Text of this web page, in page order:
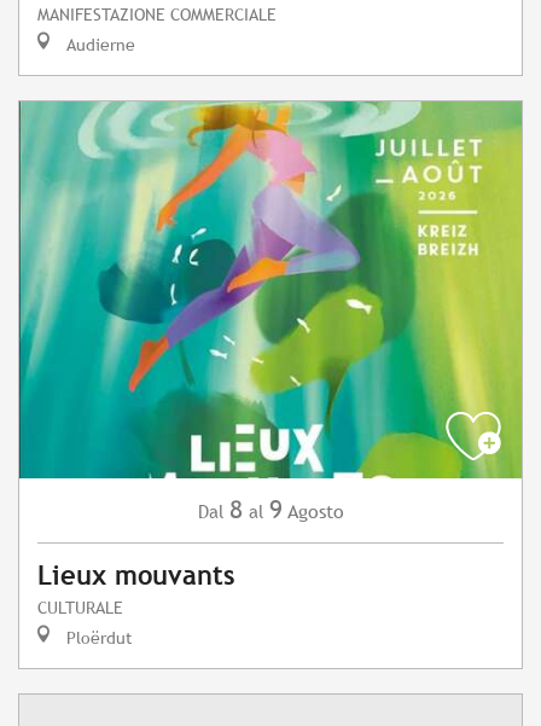
MANIFESTAZIONE COMMERCIALE
Audierne
Dal 8 al 9 Agosto
Lieux mouvants
CULTURALE
Ploërdut